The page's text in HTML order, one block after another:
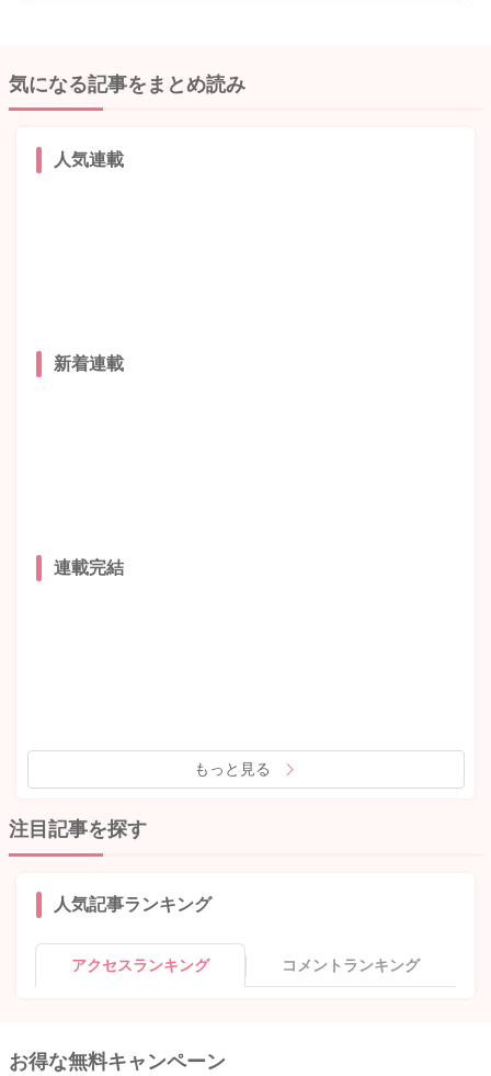
気になる記事をまとめ読み
人気連載
新着連載
連載完結
もっと見る
注目記事を探す
人気記事ランキング
アクセスランキング コメントランキング
お得な無料キャンペーン